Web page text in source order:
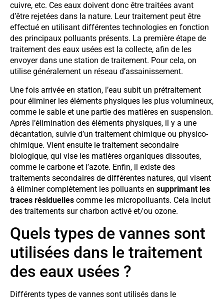
cuivre, etc. Ces eaux doivent donc être traitées avant
d’être rejetées dans la nature. Leur traitement peut être
effectué en utilisant différentes technologies en fonction
des principaux polluants présents. La première étape de
traitement des eaux usées est la collecte, afin de les
envoyer dans une station de traitement. Pour cela, on
utilise généralement un réseau d’assainissement.
Une fois arrivée en station, l’eau subit un prétraitement
pour éliminer les éléments physiques les plus volumineux,
comme le sable et une partie des matières en suspension.
Après l’élimination des éléments physiques, il y a une
décantation, suivie d’un traitement chimique ou physico-
chimique. Vient ensuite le traitement secondaire
biologique, qui vise les matières organiques dissoutes,
comme le carbone et l’azote. Enfin, il existe des
traitements secondaires de différentes natures, qui visent
à éliminer complètement les polluants en supprimant les
traces résiduelles comme les micropolluants. Cela inclut
des traitements sur charbon activé et/ou ozone.
Quels types de vannes sont
utilisées dans le traitement
des eaux usées ?
Différents types de vannes sont utilisés dans le